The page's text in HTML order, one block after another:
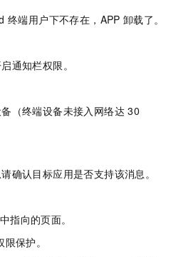
终端用户下不存在，APP 卸载了。
通知栏权限。
（终端设备未接入网络达 30
确认目标应用是否支持该消息。
中指向的页面。
限保护。